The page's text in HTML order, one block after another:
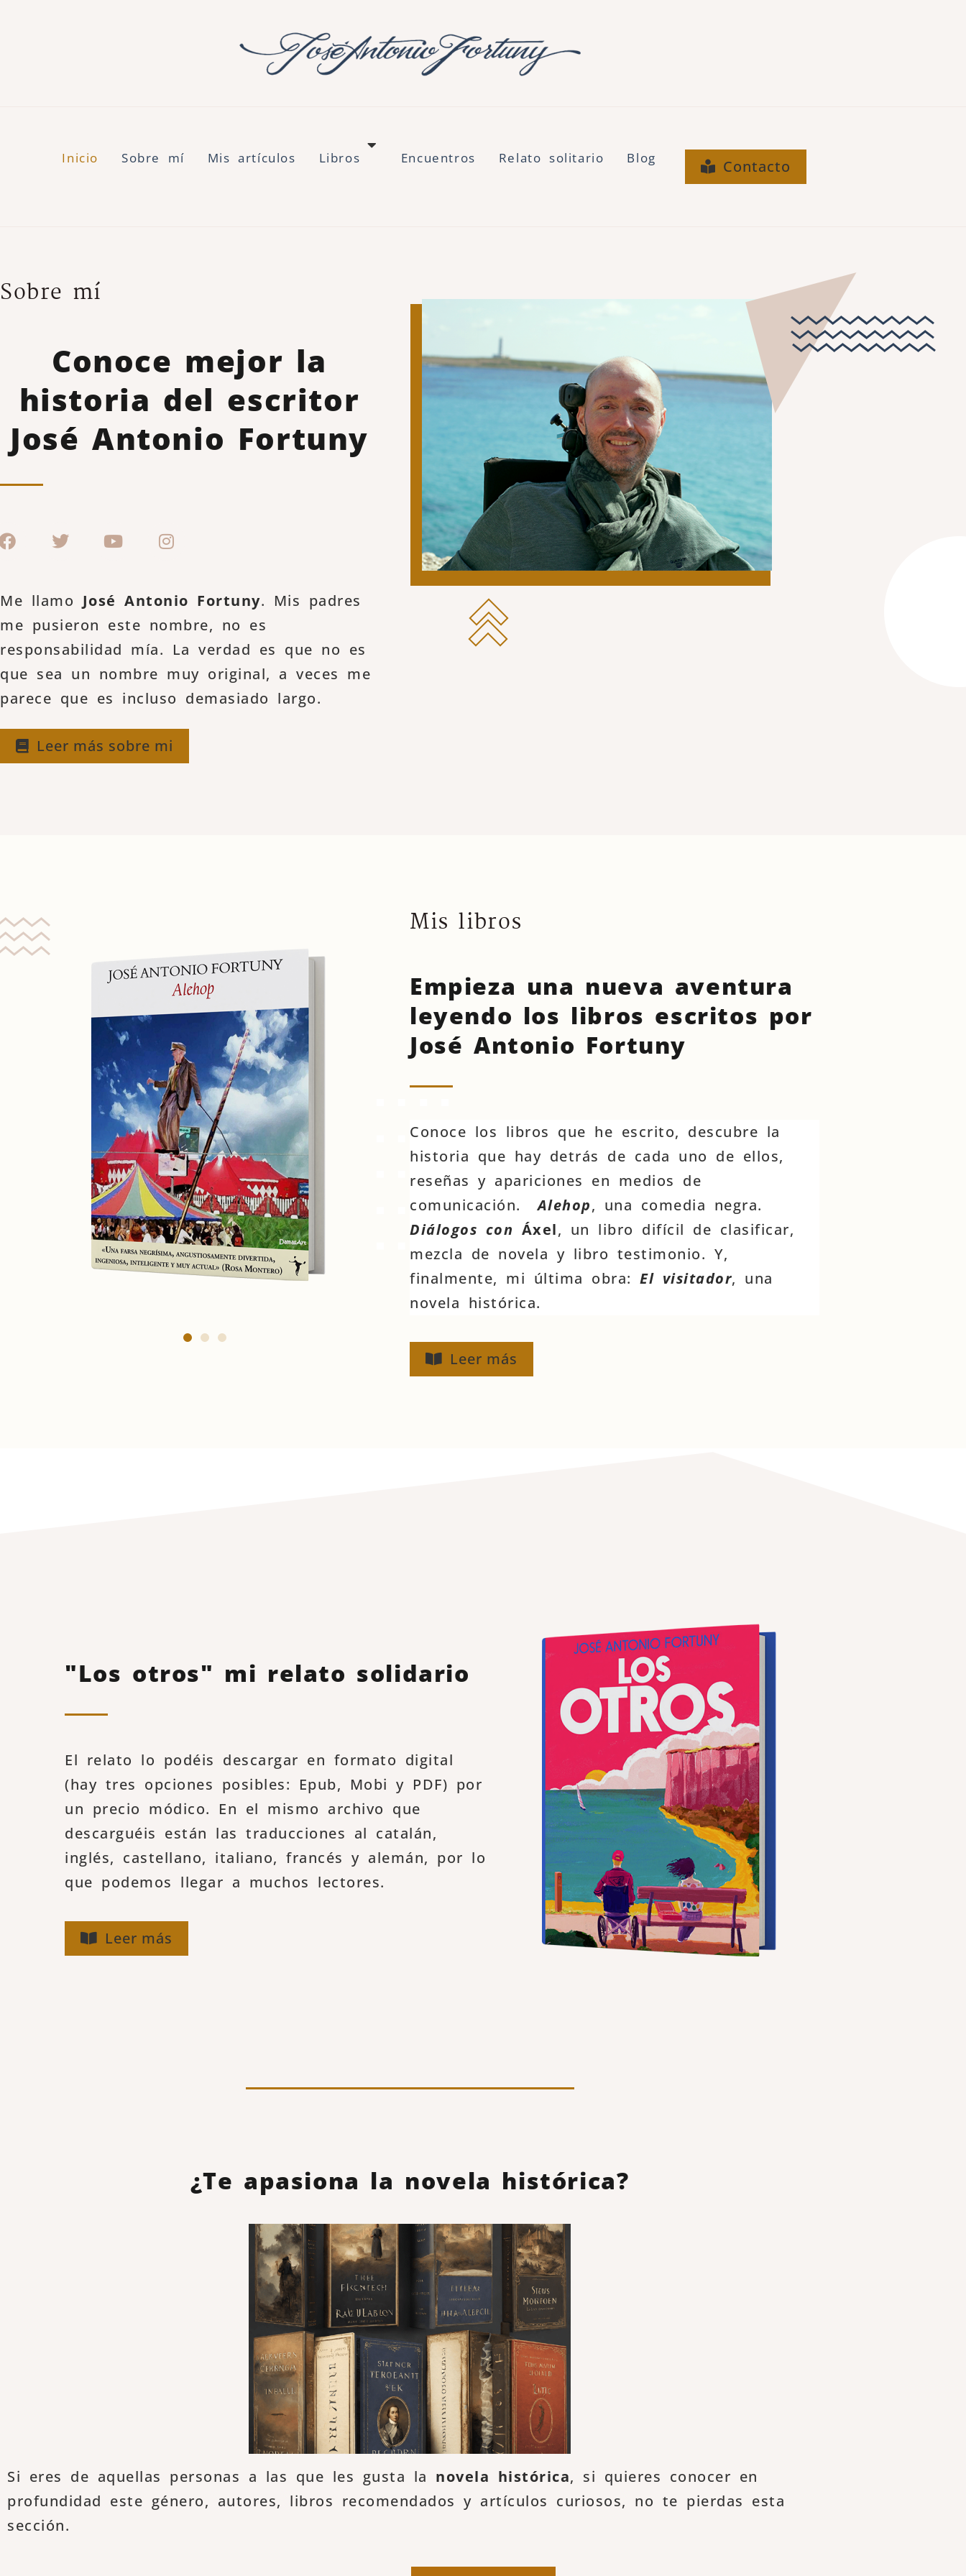
Inicio Sobre mí Mis artículos Libros Encuentros Relato solitario Blog Contacto
Sobre mí
Conoce mejor la
historia del escritor
José Antonio Fortuny
Me llamo José Antonio Fortuny. Mis padres
me pusieron este nombre, no es
responsabilidad mía. La verdad es que no es
que sea un nombre muy original, a veces me
parece que es incluso demasiado largo.
Leer más sobre mi
Mis libros
Empieza una nueva aventura
leyendo los libros escritos por
José Antonio Fortuny
Conoce los libros que he escrito, descubre la
historia que hay detrás de cada uno de ellos,
reseñas y apariciones en medios de
comunicación.Alehop, una comedia negra.
Diálogos con Áxel, un libro difícil de clasificar,
mezcla de novela y libro testimonio. Y,
finalmente, mi última obra: El visitador, una
novela histórica.
Leer más
"Los otros" mi relato solidario
El relato lo podéis descargar en formato digital
(hay tres opciones posibles: Epub, Mobi y PDF) por
un precio módico. En el mismo archivo que
descarguéis están las traducciones al catalán,
inglés, castellano, italiano, francés y alemán, por lo
que podemos llegar a muchos lectores.
Leer más
¿Te apasiona la novela histórica?
Si eres de aquellas personas a las que les gusta la novela histórica, si quieres conocer en
profundidad este género, autores, libros recomendados y artículos curiosos, no te pierdas esta
sección.